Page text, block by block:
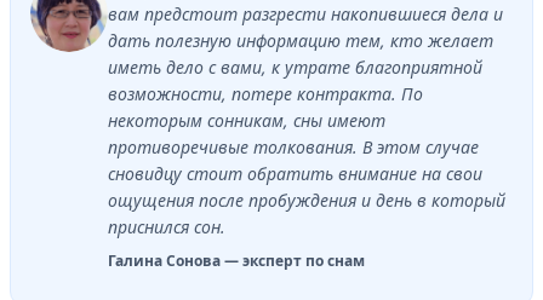
вам предстоит разгрести накопившиеся дела и
дать полезную информацию тем, кто желает
иметь дело с вами, к утрате благоприятной
возможности, потере контракта. По
некоторым сонникам, сны имеют
противоречивые толкования. В этом случае
сновидцу стоит обратить внимание на свои
ощущения после пробуждения и день в который
приснился сон.
Галина Сонова — эксперт по снам